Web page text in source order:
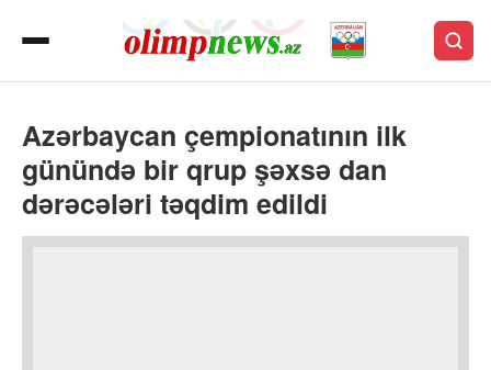
Azərbaycan çempionatının ilk
günündə bir qrup şəxsə dan
dərəcələri təqdim edildi